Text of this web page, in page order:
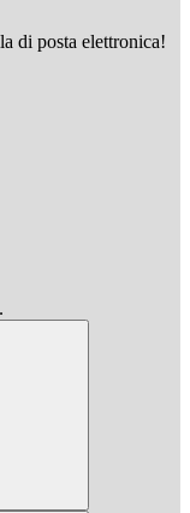
di posta elettronica!